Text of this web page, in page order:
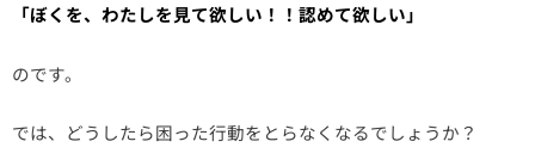
「ぼくを、わたしを見て欲しい！！認めて欲しい」
のです。
では、どうしたら困った行動をとらなくなるでしょうか？